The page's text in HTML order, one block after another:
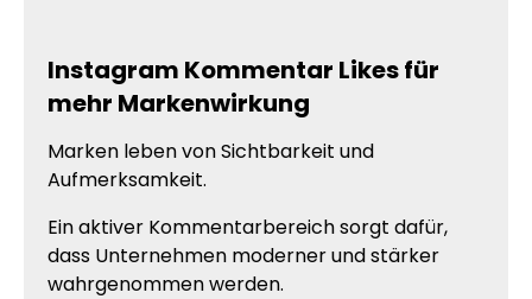
Instagram Kommentar Likes für
mehr Markenwirkung
Marken leben von Sichtbarkeit und
Aufmerksamkeit.
Ein aktiver Kommentarbereich sorgt dafür,
dass Unternehmen moderner und stärker
wahrgenommen werden.